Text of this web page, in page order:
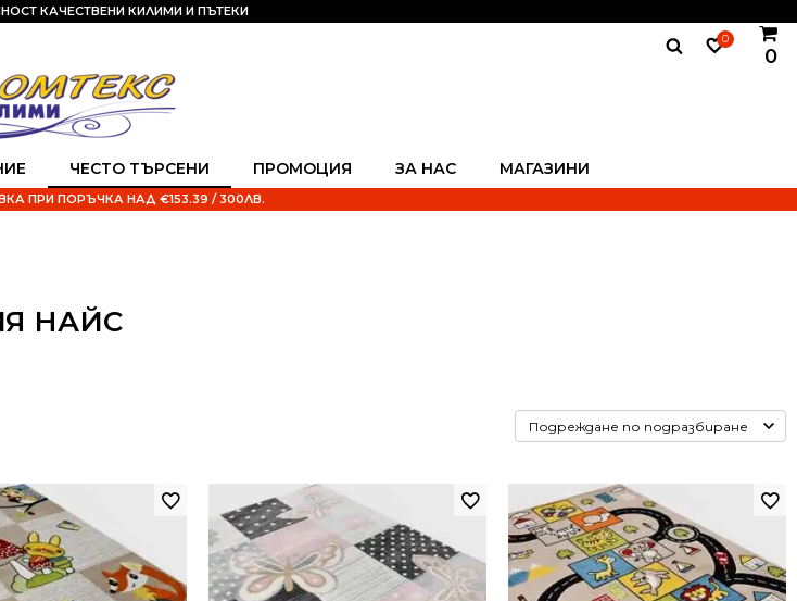
ЧЕСТО ТЪРСЕНИ ПРОМОЦИЯ ЗА НАС МАГАЗИНИ
0
0
КАЧЕСТВЕНИ КИЛИМИ И ПЪТЕКИ
ПРИ ПОРЪЧКА НАД €153.39 / 300ЛВ.
НАЙС